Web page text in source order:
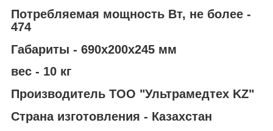
Потребляемая мощность Вт, не более -
474
Габариты - 690х200х245 мм
вес - 10 кг
Производитель ТОО "Ультрамедтех KZ"
Страна изготовления - Казахстан